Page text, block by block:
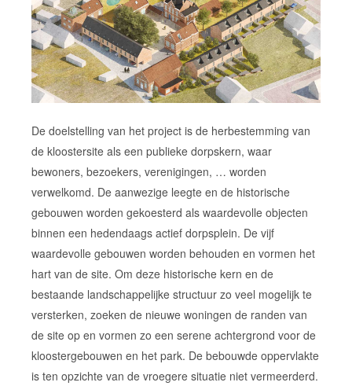
De doelstelling van het project is de herbestemming van
de kloostersite als een publieke dorpskern, waar
bewoners, bezoekers, verenigingen, … worden
verwelkomd. De aanwezige leegte en de historische
gebouwen worden gekoesterd als waardevolle objecten
binnen een hedendaags actief dorpsplein. De vijf
waardevolle gebouwen worden behouden en vormen het
hart van de site. Om deze historische kern en de
bestaande landschappelijke structuur zo veel mogelijk te
versterken, zoeken de nieuwe woningen de randen van
de site op en vormen zo een serene achtergrond voor de
kloostergebouwen en het park. De bebouwde oppervlakte
is ten opzichte van de vroegere situatie niet vermeerderd.